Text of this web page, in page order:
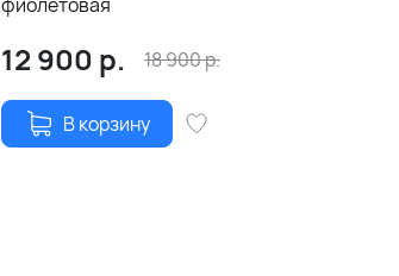
12 900 р. 18 900р.
В корзину